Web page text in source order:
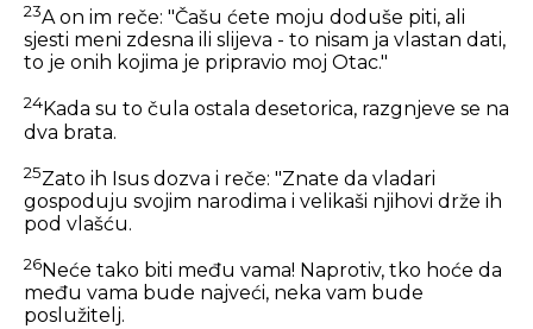
23A on im reče: "Čašu ćete moju doduše piti, ali
sjesti meni zdesna ili slijeva - to nisam ja vlastan dati,
to je onih kojima je pripravio moj Otac."
24Kada su to čula ostala desetorica, razgnjeve se na
dva brata.
25Zato ih Isus dozva i reče: "Znate da vladari
gospoduju svojim narodima i velikaši njihovi drže ih
pod vlašću.
26Neće tako biti među vama! Naprotiv, tko hoće da
među vama bude najveći, neka vam bude
poslužitelj.